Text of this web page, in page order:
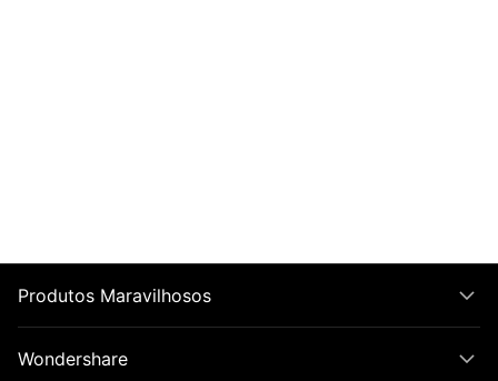
Produtos Maravilhosos
Wondershare